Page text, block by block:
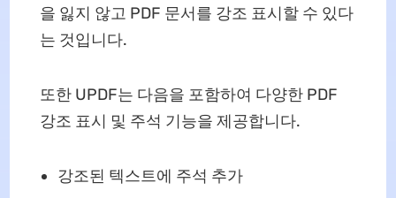
을 잃지 않고 PDF 문서를 강조 표시할 수 있다
는 것입니다.
또한 UPDF는 다음을 포함하여 다양한 PDF
강조 표시 및 주석 기능을 제공합니다.
강조된 텍스트에 주석 추가